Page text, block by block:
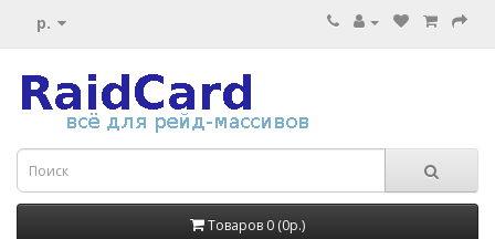
р.
Товаров 0 (0р.)